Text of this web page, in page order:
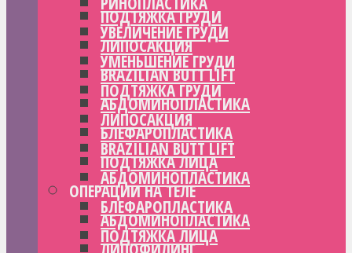
ПОДТЯЖКА ГРУДИ
ЛИПОСАКЦИЯ
BRAZILIAN BUTT LIFT
АБДОМИНОПЛАСТИКА
БЛЕФАРОПЛАСТИКА
ПОДТЯЖКА ЛИЦА
ОПЕРАЦИИ НА ТЕЛЕ
АБДОМИНОПЛАСТИКА
УВЕЛИЧЕНИЕ ГРУДИ
УМЕНЬШЕНИЕ ГРУДИ
ПОДТЯЖКА ГРУДИ
ЛИПОСАКЦИЯ
BRAZILIAN BUTT LIFT
АБДОМИНОПЛАСТИКА
БЛЕФАРОПЛАСТИКА
ПОДТЯЖКА ЛИЦА